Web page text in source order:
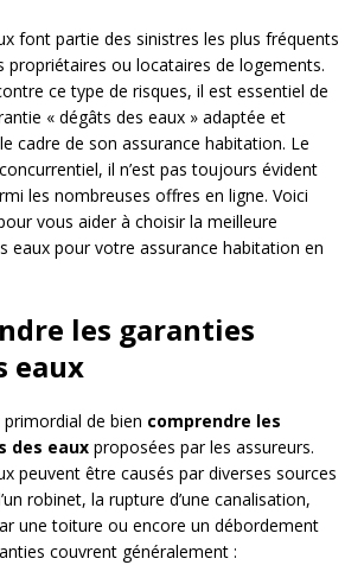
font partie des sinistres les plus fréquents
propriétaires ou locataires de logements.
ce type de risques, il est essentiel de
« dégâts des eaux » adaptée et
cadre de son assurance habitation. Le
il n’est pas toujours évident
les nombreuses offres en ligne. Voici
vous aider à choisir la meilleure
eaux pour votre assurance habitation en
les garanties
eaux
primordial de bien comprendre les
des eaux proposées par les assureurs.
peuvent être causés par diverses sources
robinet, la rupture d’une canalisation,
une toiture ou encore un débordement
couvrent généralement :